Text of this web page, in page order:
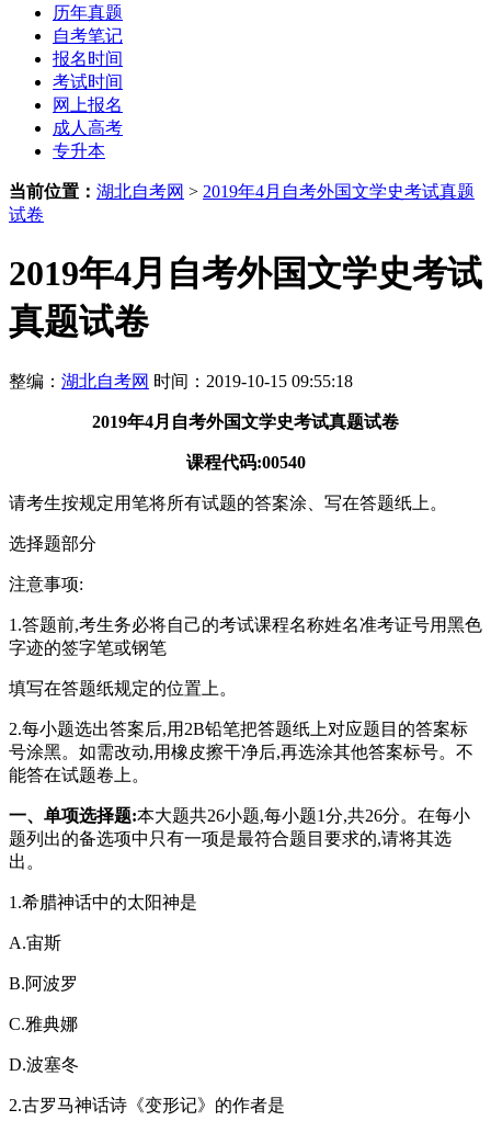
历年真题
自考笔记
报名时间
考试时间
网上报名
成人高考
专升本
当前位置： 湖北自考网 > 2019年4月自考外国文学史考试真题
试卷
2019年4月自考外国文学史考试
真题试卷
整编： 湖北自考网 时间：2019-10-15 09:55:18
2019年4月自考外国文学史考试真题试卷
课程代码:00540
请考生按规定用笔将所有试题的答案涂、写在答题纸上。
选择题部分
注意事项:
1.答题前,考生务必将自己的考试课程名称姓名准考证号用黑色
字迹的签字笔或钢笔
填写在答题纸规定的位置上。
2.每小题选出答案后,用2B铅笔把答题纸上对应题目的答案标
号涂黑。如需改动,用橡皮擦干净后,再选涂其他答案标号。不
能答在试题卷上。
一、单项选择题:本大题共26小题,每小题1分,共26分。在每小
题列出的备选项中只有一项是最符合题目要求的,请将其选
出。
1.希腊神话中的太阳神是
A.宙斯
B.阿波罗
C.雅典娜
D.波塞冬
2.古罗马神话诗《变形记》的作者是